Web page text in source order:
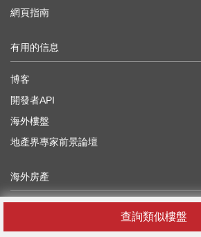
查詢類似樓盤
網頁指南
有用的信息
博客
開發者API
海外樓盤
地產界專家前景論壇
海外房產
日本